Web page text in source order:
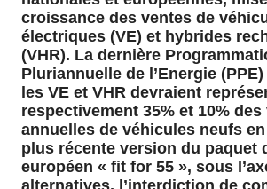
croissance des ventes de
électriques (VE) et hybrides
(VHR). La dernière
Pluriannuelle de l’Energie
les VE et VHR devraient
respectivement 35% et 10% des
annuelles de véhicules neufs
plus récente version du paquet
européen « fit for 55 », sous
alternatives, l’interdiction de